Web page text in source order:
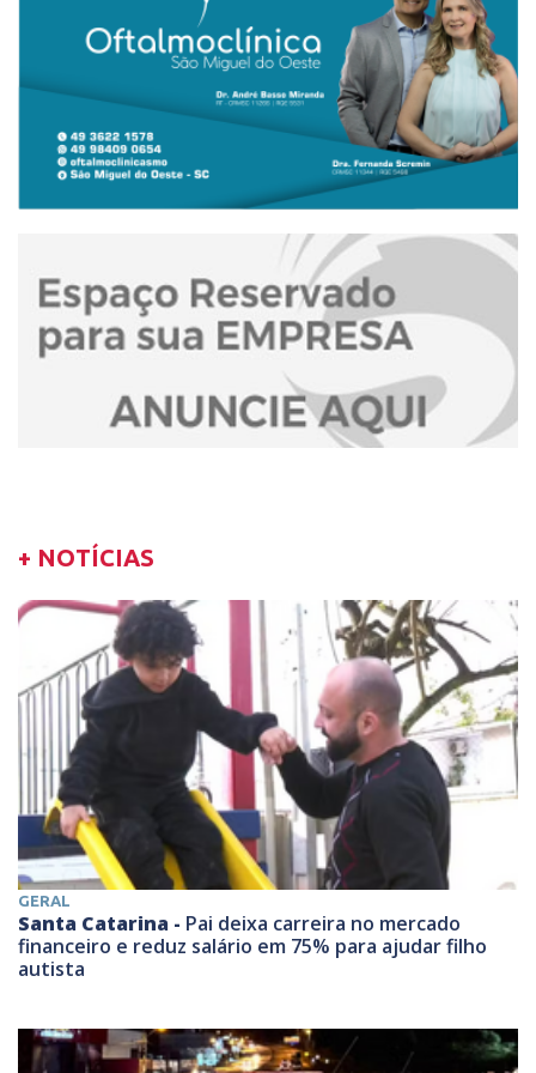
+ NOTÍCIAS
GERAL
Santa Catarina - Pai deixa carreira no mercado
financeiro e reduz salário em 75% para ajudar filho
autista